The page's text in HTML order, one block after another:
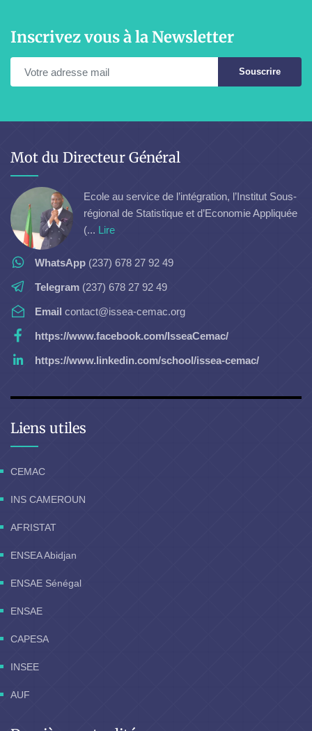
Inscrivez vous à la Newsletter
Souscrire
Mot du Directeur Général
Ecole au service de l’intégration, l’Institut Sous-
régional de Statistique et d’Economie Appliquée
(... Lire
WhatsApp (237) 678 27 92 49
Telegram (237) 678 27 92 49
Email contact@issea-cemac.org
https://www.facebook.com/IsseaCemac/
https://www.linkedin.com/school/issea-cemac/
Liens utiles
CEMAC
INS CAMEROUN
AFRISTAT
ENSEA Abidjan
ENSAE Sénégal
ENSAE
CAPESA
INSEE
AUF